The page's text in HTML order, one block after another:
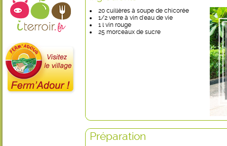
20 cuillères à soupe de chicorée
1/2 verre à vin d'eau de vie
1 l vin rouge
25 morceaux de sucre
Préparation